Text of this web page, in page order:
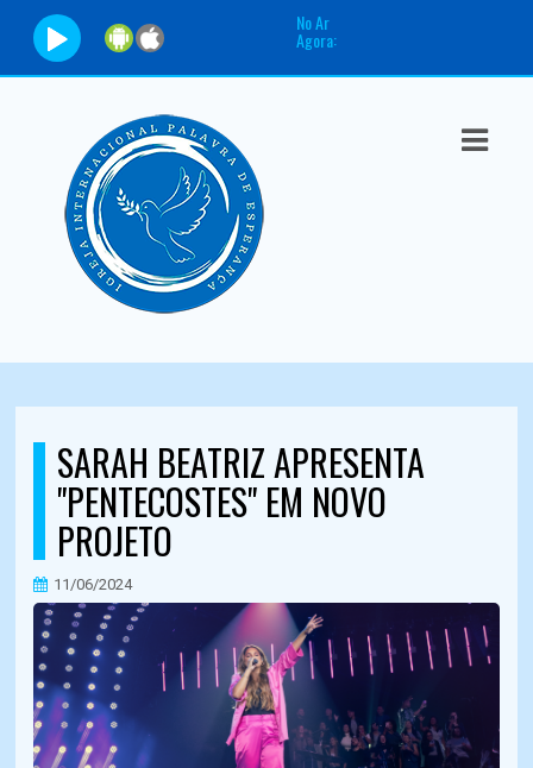
No Ar
Agora:
SARAH BEATRIZ APRESENTA
"PENTECOSTES" EM NOVO
PROJETO
11/06/2024